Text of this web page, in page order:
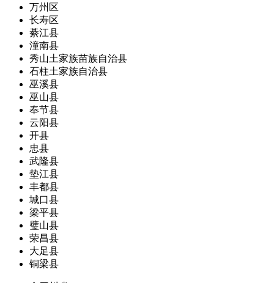
万州区
长寿区
綦江县
潼南县
秀山土家族苗族自治县
石柱土家族自治县
巫溪县
巫山县
奉节县
云阳县
开县
忠县
武隆县
垫江县
丰都县
城口县
梁平县
璧山县
荣昌县
大足县
铜梁县